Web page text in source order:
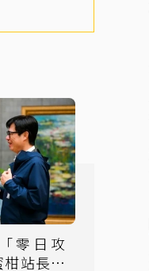
零日攻
站長萌